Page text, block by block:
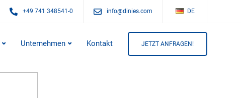
+49 741 348541-0 info@dinies.com DE
Unternehmen Kontakt JETZT ANFRAGEN!